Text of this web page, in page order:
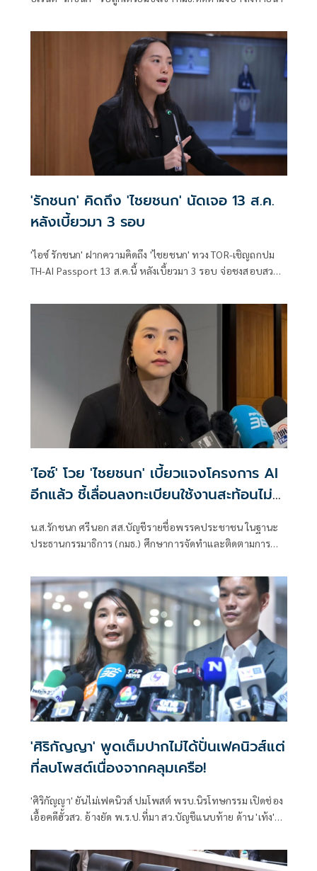
'รักชนก' คิดถึง 'ไชยชนก' นัดเจอ 13 ส.ค.
หลังเบี้ยวมา 3 รอบ
'ไอซ์ รักชนก' ฝากความคิดถึง 'ไชยชนก' ทวง TOR-เชิญถกปม
TH-AI Passport 13 ส.ค.นี้ หลังเบี้ยวมา 3 รอบ จ่อชงสอบสวน
'ไอซ์' โวย 'ไชยชนก' เบี้ยวแจงโครงการ AI
อีกแล้ว ชี้เลื่อนลงทะเบียนใช้งานสะท้อนไม่
น.ส.รักชนก ศรีนอก สส.บัญชีรายชื่อพรรคประชาชน ในฐานะ
ประธานกรรมาธิการ (กมธ.) ศึกษาการจัดทำและติดตามการ
มกมธ.ว่า มีการพิจารณาโครงการ TH-AI Passport ซึ่งเดิมเข้าใจ
ว่าจะมีการลงทะเบียนในวันที่ 15 ก.ค. ที่ผ่านม
'ศิริกัญญา' พูดเต็มปากไม่ได้ปั่นเฟคนิวส์แต่
ที่ลบโพสต์เนื่องจากคลุมเครือ!
'ศิริกัญญา' ยันไม่เฟคนิวส์ ปมโพสต์ พรบ.นิรโทษกรรม เปิดช่อง
เอื้อคดีฮั้วสว. อ้างยัด พ.ร.ป.ที่มา สว.บัญชีแนบท้าย ด้าน 'เท้ง'
เจตนาละเมิด 112